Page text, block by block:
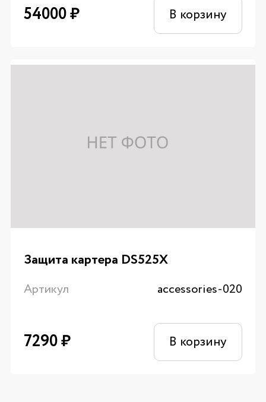
54000₽ В корзину
Защита картера DS525X
Артикул accessories-020
7290₽ В корзину